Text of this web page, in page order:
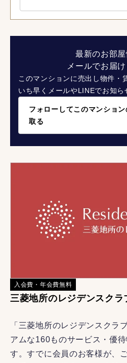
最新のお部
メールでお届け
このマンションに売出し物件・
いち早くメールやLINEでお知ら
フォローしてこのマンショ
取る
入会費・年会費無料
三菱地所のレジデンスクラ
「三菱地所のレジデンスクラ
アムな160ものサービス・優
す。すでに会員のお客様が、